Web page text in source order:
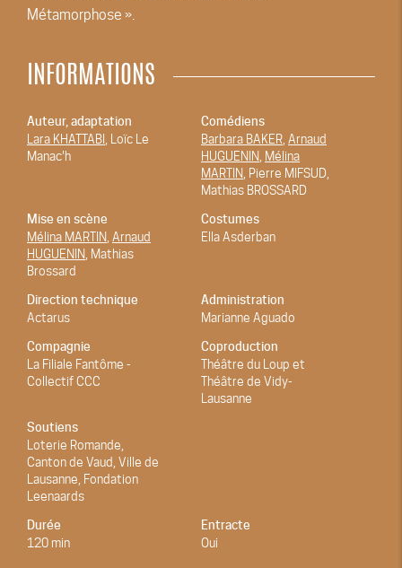
Métamorphose ».
INFORMATIONS
Auteur, adaptation
Lara KHATTABI
, Loïc Le
Manac'h
Comédiens
Barbara BAKER Arnaud
HUGUENIN Mélina
MARTIN , Pierre MIFSUD,
Mathias BROSSARD
Mise en scène
Mélina MARTIN Arnaud
HUGUENIN , Mathias
Brossard
Costumes
Ella Asderban
Direction technique
Actarus
Administration
Marianne Aguado
Compagnie
La Filiale Fantôme -
Collectif CCC
Coproduction
Théâtre du Loup et
Théâtre de Vidy-
Lausanne
Soutiens
Loterie Romande,
Canton de Vaud, Ville de
Lausanne, Fondation
Leenaards
Durée
120 min
Entracte
Oui